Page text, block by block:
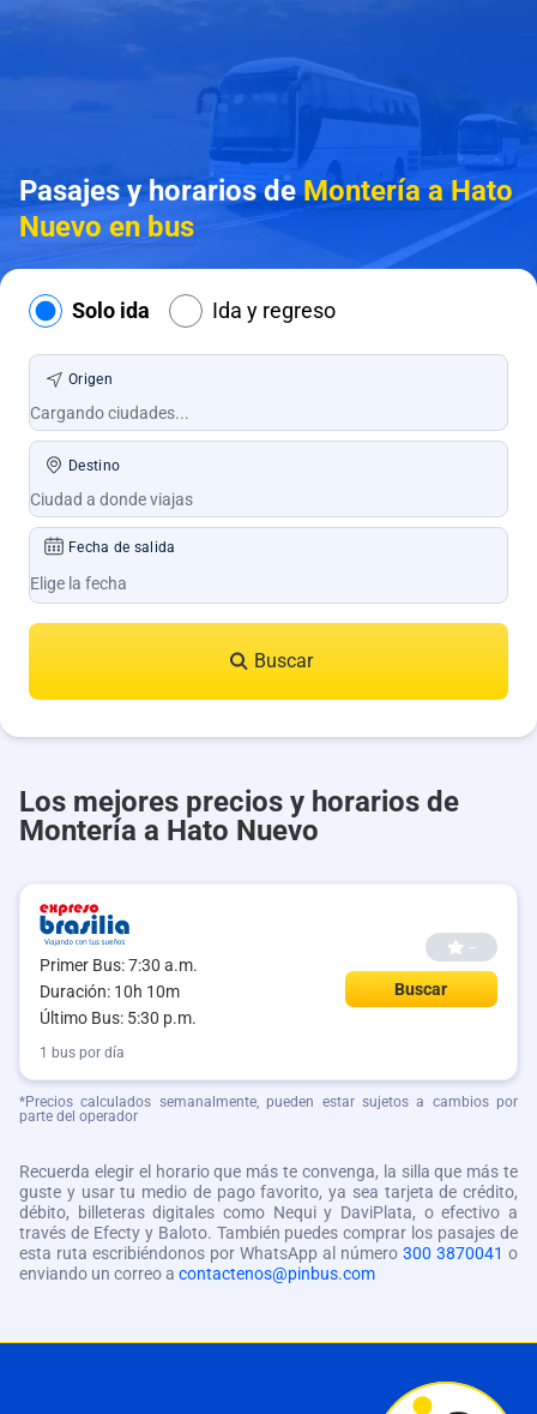
Pasajes y horarios deMontería a Hato
Nuevo en bus
Solo ida Ida y regreso
Origen
Destino
Fecha de salida
Buscar
Los mejores precios y horarios de
Montería a Hato Nuevo
Primer Bus: 7:30 a.m.
Duración: 10h 10m
Último Bus: 5:30 p.m.
--
Buscar
1 bus por día
*Precios calculados semanalmente, pueden estar sujetos a cambios por
parte del operador
Recuerda elegir el horario que más te convenga, la silla que más te
guste y usar tu medio de pago favorito, ya sea tarjeta de crédito,
débito, billeteras digitales como Nequi y DaviPlata, o efectivo a
través de Efecty y Baloto. También puedes comprar los pasajes de
esta ruta escribiéndonos por WhatsApp al número 300 3870041 o
enviando un correo a contactenos@pinbus.com